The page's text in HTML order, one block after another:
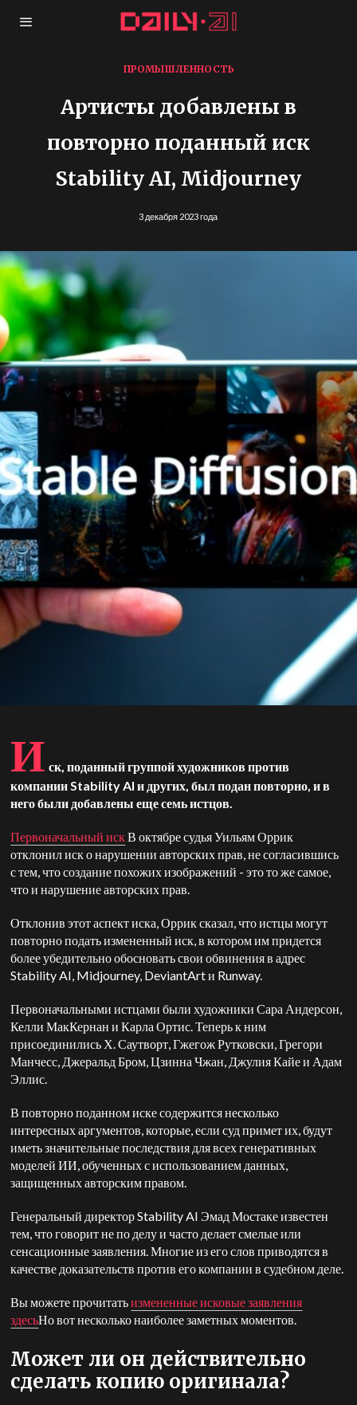
ПРОМЫШЛЕННОСТЬ
Артисты добавлены в
повторно поданный иск
Stability AI, Midjourney
3 декабря 2023 года
И ск, поданный группой художников против
компании Stability AI и других, был подан повторно, и в
него были добавлены еще семь истцов.
Первоначальный искВ октябре судья Уильям Оррик
отклонил иск о нарушении авторских прав, не согласившись
с тем, что создание похожих изображений - это то же самое,
что и нарушение авторских прав.
Отклонив этот аспект иска, Оррик сказал, что истцы могут
повторно подать измененный иск, в котором им придется
более убедительно обосновать свои обвинения в адрес
Stability AI, Midjourney, DeviantArt и Runway.
Первоначальными истцами были художники Сара Андерсон,
Келли МакКернан и Карла Ортис. Теперь к ним
присоединились Х. Саутворт, Гжегож Рутковски, Грегори
Манчесс, Джеральд Бром, Цзинна Чжан, Джулия Кайе и Адам
Эллис.
В повторно поданном иске содержится несколько
интересных аргументов, которые, если суд примет их, будут
иметь значительные последствия для всех генеративных
моделей ИИ, обученных с использованием данных,
защищенных авторским правом.
Генеральный директор Stability AI Эмад Мостаке известен
тем, что говорит не по делу и часто делает смелые или
сенсационные заявления. Многие из его слов приводятся в
качестве доказательств против его компании в судебном деле.
Вы можете прочитатьизмененные исковые заявления
здесьНо вот несколько наиболее заметных моментов.
Может ли он действительно
сделать копию оригинала?